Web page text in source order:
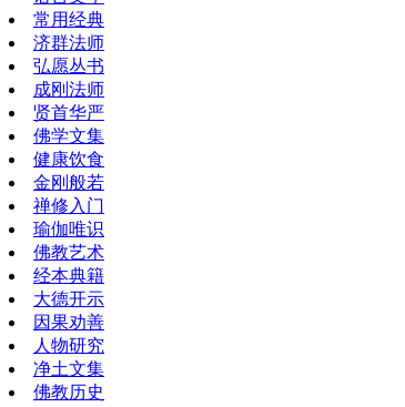
常用经典
济群法师
弘愿丛书
成刚法师
贤首华严
佛学文集
健康饮食
金刚般若
禅修入门
瑜伽唯识
佛教艺术
经本典籍
大德开示
因果劝善
人物研究
净土文集
佛教历史